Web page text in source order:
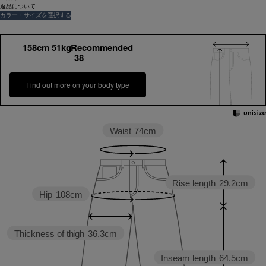
返品について
カラー・サイズを選択する
158cm 51kgRecommended
38
Find out more on your body type
Inseam length 64.5cm
Rise length 29.2cm
Thickness of thigh 36.3cm
Hip 108cm
Waist 74cm